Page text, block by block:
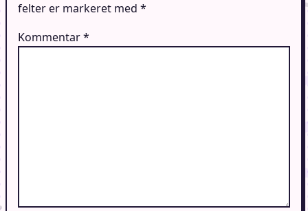
felter er markeret med *
Kommentar*